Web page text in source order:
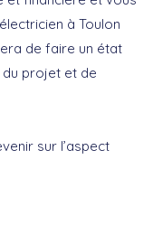
à Toulon
de faire un état
du projet et de
sur l’aspect